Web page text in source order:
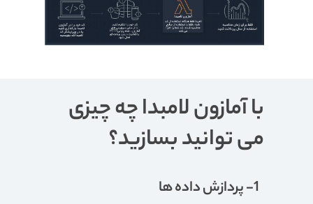
با آمازون لامبدا چه چیزی
می توانید بسازید؟
1- پردازش داده ها